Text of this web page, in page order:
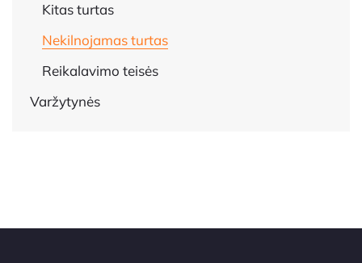
Kitas turtas
Nekilnojamas turtas
Reikalavimo teisės
Varžytynės